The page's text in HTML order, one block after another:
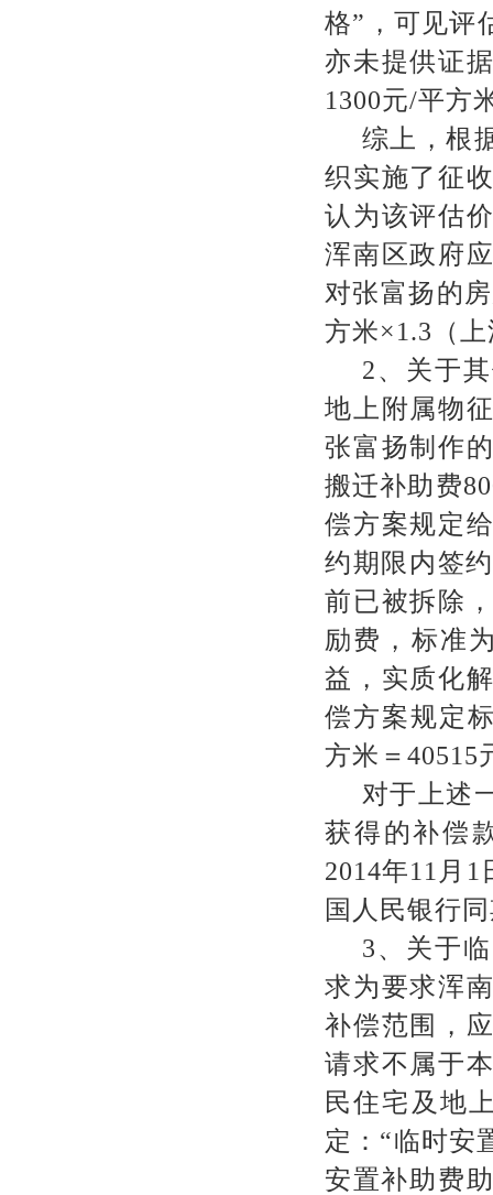
格” ，可见
亦未提供证
1300元/平方
综上，根
织实施了征
认为该评估
浑南区政府
对张富扬的
方米×1.3 （
2、关于
地上附属物
张富扬制作
搬迁补助费
偿方案规定
约期限内签
前已被拆除
励费，标准
益，实质化
偿方案规定
方米＝ 40515
对于上述
获得的补偿
2014年11 月 1
国人民银行
3、关于
求为要求浑
补偿范围，
请求不属于
民住宅及地
定： “临时安
安置补助费